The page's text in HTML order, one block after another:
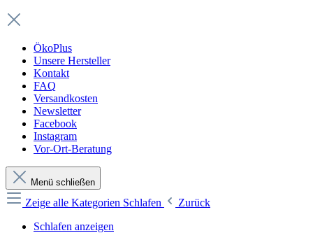
ÖkoPlus
Unsere Hersteller
Kontakt
FAQ
Versandkosten
Newsletter
Facebook
Instagram
Vor-Ort-Beratung
Menü schließen
Zeige alle Kategorien Schlafen
Zurück
Schlafen anzeigen